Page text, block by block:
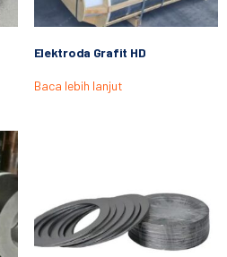
Elektroda Grafit HD
Baca lebih lanjut